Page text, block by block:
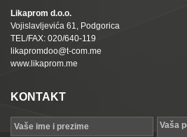
Likaprom d.o.o.
Vojislavljevića 61, Podgorica
TEL/FAX: 020/640-119
likapromdoo@t-com.me
www.likaprom.me
KONTAKT